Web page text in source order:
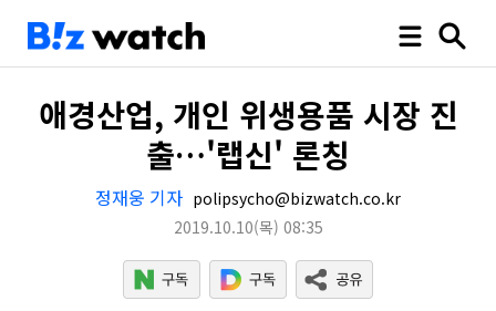
애경산업, 개인 위생용품 시장 진
출…'랩신' 론칭
정재웅 기자 polipsycho@bizwatch.co.kr
2019.10.10(목) 08:35